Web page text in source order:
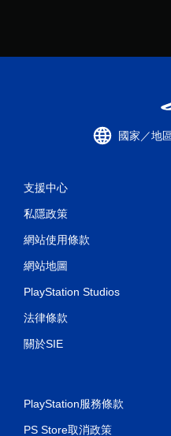
國家／地
支援中心
私隱政策
網站使用條款
網站地圖
PlayStation Studios
法律條款
關於SIE
PlayStation服務條款
PS Store取消政策